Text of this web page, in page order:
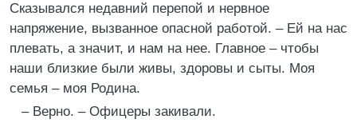
Сказывался недавний перепой и нервное
напряжение, вызванное опасной работой. – Ей на нас
плевать, а значит, и нам на нее. Главное – чтобы
наши близкие были живы, здоровы и сыты. Моя
семья – моя Родина.
– Верно. – Офицеры закивали.